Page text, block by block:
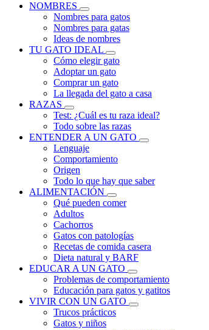
NOMBRES
Nombres para gatos
Nombres para gatas
Ideas de nombres
TU GATO IDEAL
Cómo elegir gato
Adoptar un gato
Comprar un gato
La llegada del gato a casa
RAZAS
Test: ¿Cuál es tu raza ideal?
Todo sobre las razas
ENTENDER A UN GATO
Lenguaje
Comportamiento
Origen
Todo lo que hay que saber
ALIMENTACIÓN
Qué pueden comer
Adultos
Cachorros
Gatos con patologías
Recetas de comida casera
Dieta natural y BARF
EDUCAR A UN GATO
Problemas de comportamiento
Educación para gatos y gatitos
VIVIR CON UN GATO
Trucos prácticos
Gatos y niños